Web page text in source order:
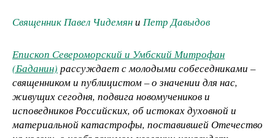
Священник Павел Чидемяни Петр Давыдов
Епископ Североморский и Умбский Митрофан
(Баданин) рассуждает с молодыми собеседниками –
священником и публицистом – о значении для нас,
живущих сегодня, подвига новомучеников и
исповедников Российских, об истоках духовной и
материальной катастрофы, поставившей Отечество